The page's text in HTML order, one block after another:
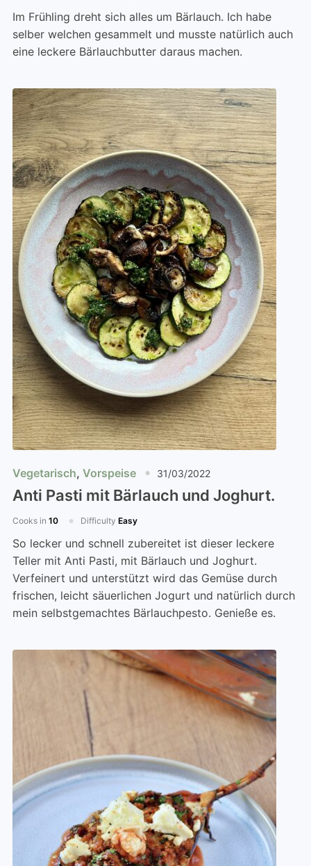
Im Frühling dreht sich alles um Bärlauch. Ich habe
selber welchen gesammelt und musste natürlich auch
eine leckere Bärlauchbutter daraus machen.
Vegetarisch, Vorspeise 31/03/2022
Anti Pasti mit Bärlauch und Joghurt.
Cooks in 10 Difficulty Easy
So lecker und schnell zubereitet ist dieser leckere
Teller mit Anti Pasti, mit Bärlauch und Joghurt.
Verfeinert und unterstützt wird das Gemüse durch
frischen, leicht säuerlichen Jogurt und natürlich durch
mein selbstgemachtes Bärlauchpesto. Genieße es.